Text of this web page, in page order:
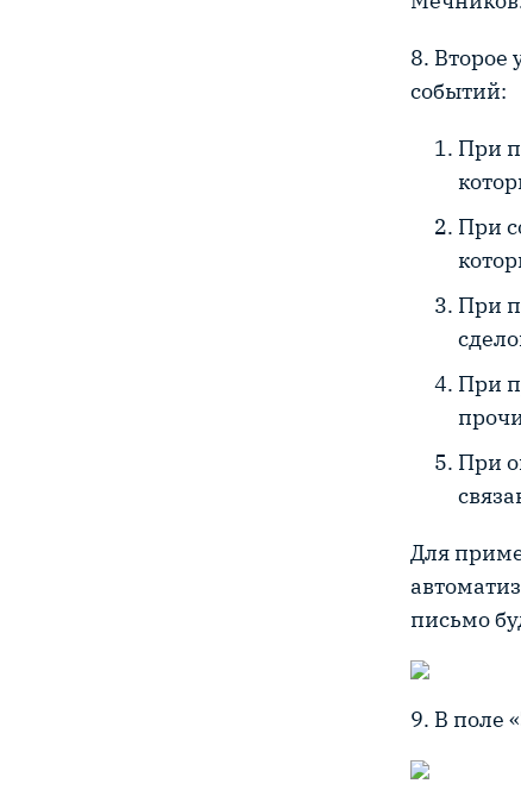
8. Второе
событий:
При
При
При
При
При
Для
письмо
9. В поле